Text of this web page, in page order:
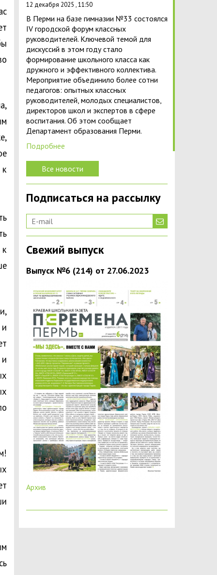
к
12 декабря 2025 , 11:50
В Перми на базе гимназии №33 состоялся
IV городской форум классных
руководителей. Ключевой темой для
дискуссий в этом году стало
формирование школьного класса как
дружного и эффективного коллектива.
Мероприятие объединило более сотни
педагогов: опытных классных
руководителей, молодых специалистов,
директоров школ и экспертов в сфере
воспитания. Об этом сообщает
Департамент образования Перми.
Подробнее
Все новости
Подписаться на рассылку
Свежий выпуск
Выпуск №6 (214) от 27.06.2023
Архив